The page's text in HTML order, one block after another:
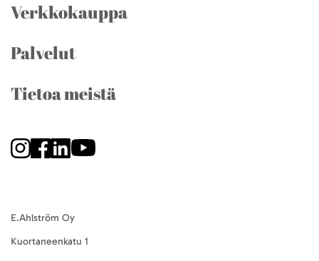
Verkkokauppa
Palvelut
Tietoa meistä
E.Ahlström Oy
Kuortaneenkatu 1